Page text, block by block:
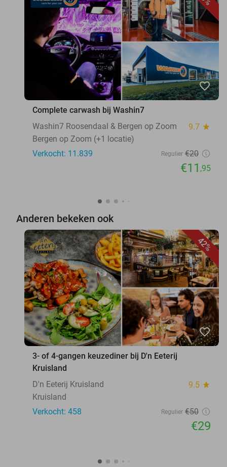
favorite_border
Complete carwash bij Washin7
Washin7 Roosendaal & Bergen op Zoom
9.7 star
Bergen op Zoom (+1 locatie)
Verkocht: 11.839
Regulier €20
€11 ,95
Anderen bekeken ook
42%
favorite_border
3- of 4-gangen keuzediner bij D'n Eeterij
Kruisland
D'n Eeterij Kruisland
9.5 star
Kruisland
Verkocht: 458
Regulier €50
€29